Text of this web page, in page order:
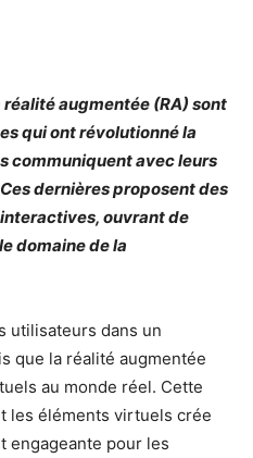
augmentée (RA) sont
qui ont révolutionné la
communiquent avec leurs
dernières proposent des
ouvrant de
domaine de la
utilisateurs dans un
que la réalité augmentée
au monde réel. Cette
les éléments virtuels crée
engageante pour les